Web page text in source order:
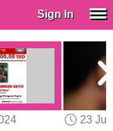
Sign In
23